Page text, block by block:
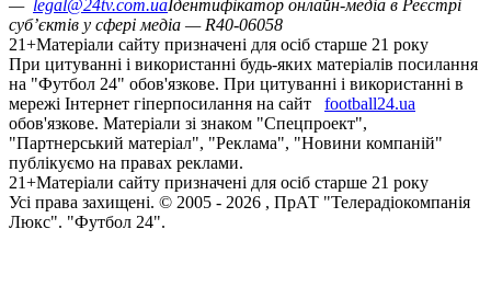
— legal@24tv.com.uaІдентифікатор онлайн-медіа в Реєстрі
суб’єктів у сфері медіа — R40-06058
21+Матеріали сайту призначені для осіб старше 21 року
При цитуванні і використанні будь-яких матеріалів посилання
на "Футбол 24" обов'язкове. При цитуванні і використанні в
мережі Інтернет гіперпосилання на сайт
football24.ua
обов'язкове. Матеріали зі знаком "Спецпроект",
"Партнерський матеріал", "Реклама", "Новини компаній"
публікуємо на правах реклами.
21+Матеріали сайту призначені для осіб старше 21 року
Усi права захищенi. © 2005 - 2026 , ПрАТ "Телерадіокомпанія
Люкс". "Футбол 24".